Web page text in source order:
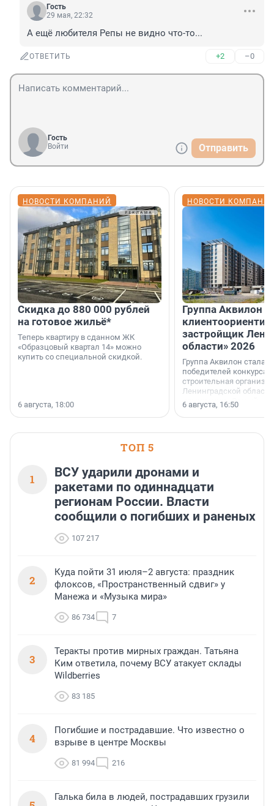
Гость
29 мая, 22:32
А ещё любителя Репы не видно что-то...
ОТВЕТИТЬ +2 –0
Гость
Войти
Отправить
НОВОСТИ КОМПАНИЙ
Скидка до 880 000 рублей
на готовое жильё*
Теперь квартиру в сданном ЖК
«Образцовый квартал 14» можно
купить со специальной скидкой.
6 августа, 18:00
НОВОСТИ
Группа Аквилон
застройщик
области» 2026
Группа Аквилон стала
победителей конкурса
строительная
Ленинградской области
номинации «Самый
застройщик
области».
6 августа, 16:50
ТОП 5
1
ВСУ ударили дронами и
ракетами по одиннадцати
регионам России. Власти
сообщили о погибших и раненых
107 217
2
Куда пойти 31 июля–2 августа: праздник
флоксов, «Пространственный сдвиг» у
Манежа и «Музыка мира»
86 734 7
3
Теракты против мирных граждан. Татьяна
Ким ответила, почему ВСУ атакует склады
Wildberries
83 185
4
Погибшие и пострадавшие. Что известно о
взрыве в центре Москвы
81 994 216
Галька била в людей, пострадавших грузили